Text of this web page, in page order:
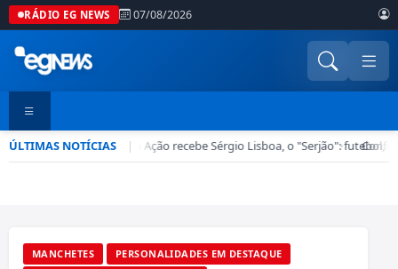
RÁDIO EG NEWS 07/08/2026
ÚLTIMAS NOTÍCIAS |
Esporte em Ação recebe Sérgio Lisboa, o "Serjão": futebol,
• Confira
MANCHETES
PERSONALIDADES EM DESTAQUE